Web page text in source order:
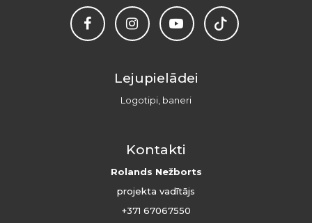
Lejupielādei
Logotipi, baneri
Kontakti
Rolands Nežborts
projekta vadītājs
+371 67067550